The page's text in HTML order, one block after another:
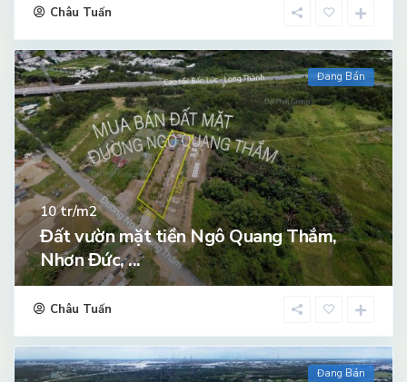
Châu Tuấn
Đang Bán
10tr/m2
Đất vườn mặt tiền Ngô Quang Thắm,
Nhơn Đức, ...
Châu Tuấn
Đang Bán